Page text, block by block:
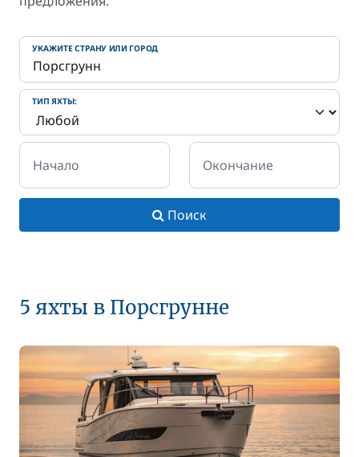
УКАЖИТЕ СТРАНУ ИЛИ ГОРОД
ТИП ЯХТЫ:
Начало Окончание
Поиск
5 яхты в Порсгрунне